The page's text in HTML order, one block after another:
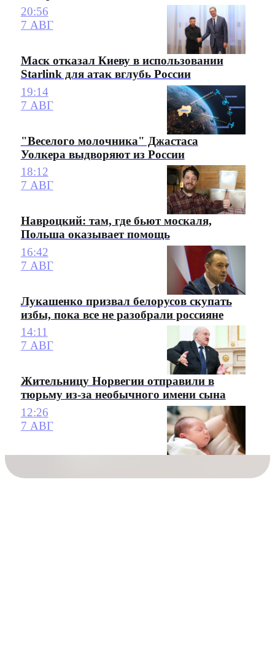
20:56
7 АВГ
Маск отказал Киеву в использовании
Starlink для атак вглубь России
19:14
7 АВГ
"Веселого молочника" Джастаса
Уолкера выдворяют из России
18:12
7 АВГ
Навроцкий: там, где бьют москаля,
Польша оказывает помощь
16:42
7 АВГ
Лукашенко призвал белорусов скупать
избы, пока все не разобрали россияне
14:11
7 АВГ
Жительницу Норвегии отправили в
тюрьму из-за необычного имени сына
12:26
7 АВГ